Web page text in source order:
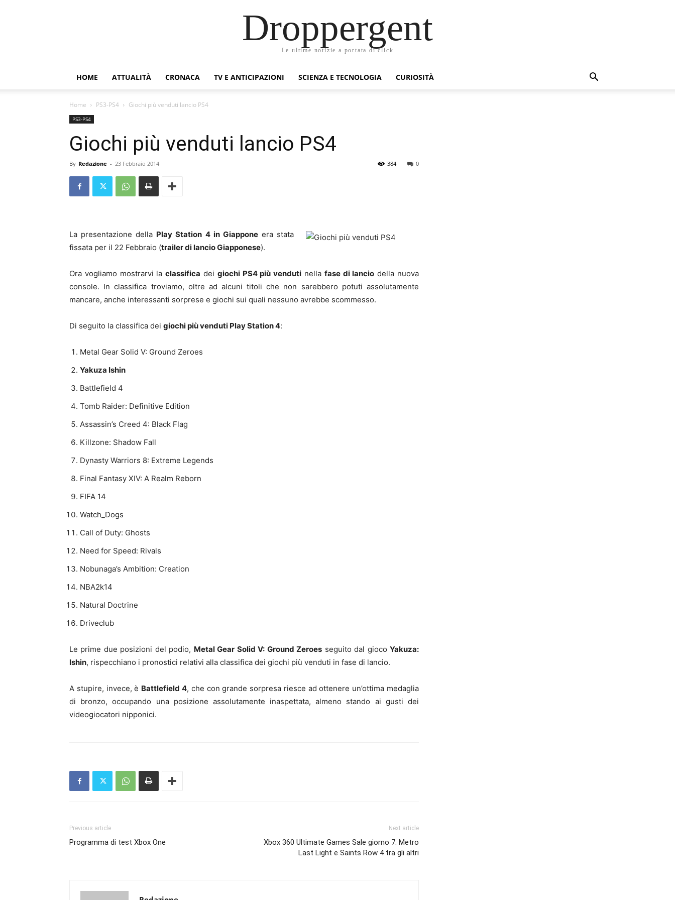
Droppergent
Le ultime notizie a portata di click
HOME ATTUALITÀ CRONACA TV E ANTICIPAZIONI SCIENZA E TECNOLOGIA CURIOSITÀ
Home PS3-PS4 Giochi più venduti lancio PS4
PS3-PS4
Giochi più venduti lancio PS4
By Redazione - 23 Febbraio 2014 0
384
La presentazione della Play Station 4 in Giapponeera stata
fissata per il 22 Febbraio (trailer di lancio Giapponese).
Ora vogliamo mostrarvi laclassifica dei giochi PS4 più venduti nella fase di lancio della nuova
console. In classifica troviamo, oltre ad alcuni titoli che non sarebbero potuti assolutamente
mancare, anche interessanti sorprese e giochi sui quali nessuno avrebbe scommesso.
Di seguito la classifica dei giochi più venduti Play Station 4:
Metal Gear Solid V: Ground Zeroes
Yakuza Ishin
Battlefield 4
Tomb Raider: Definitive Edition
Assassin’s Creed 4: Black Flag
Killzone: Shadow Fall
Dynasty Warriors 8: Extreme Legends
Final Fantasy XIV: A Realm Reborn
FIFA 14
Watch_Dogs
Call of Duty: Ghosts
Need for Speed: Rivals
Nobunaga’s Ambition: Creation
NBA2k14
Natural Doctrine
Driveclub
Le prime due posizioni del podio, Metal Gear Solid V: Ground Zeroes seguito dal giocoYakuza:
Ishin, rispecchiano i pronostici relativi alla classifica dei giochi più venduti in fase di lancio.
A stupire, invece, è Battlefield 4, che con grande sorpresa riesce ad ottenere un’ottima medaglia
di bronzo, occupando una posizione assolutamente inaspettata, almeno stando ai gusti dei
videogiocatori nipponici.
Previous article
Programma di test Xbox One
Next article
Xbox 360 Ultimate Games Sale giorno 7: Metro
Last Light e Saints Row 4 tra gli altri